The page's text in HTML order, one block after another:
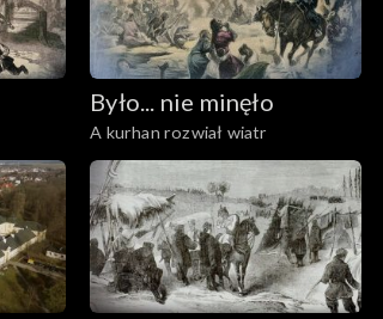
Było... nie minęło
A kurhan rozwiał wiatr